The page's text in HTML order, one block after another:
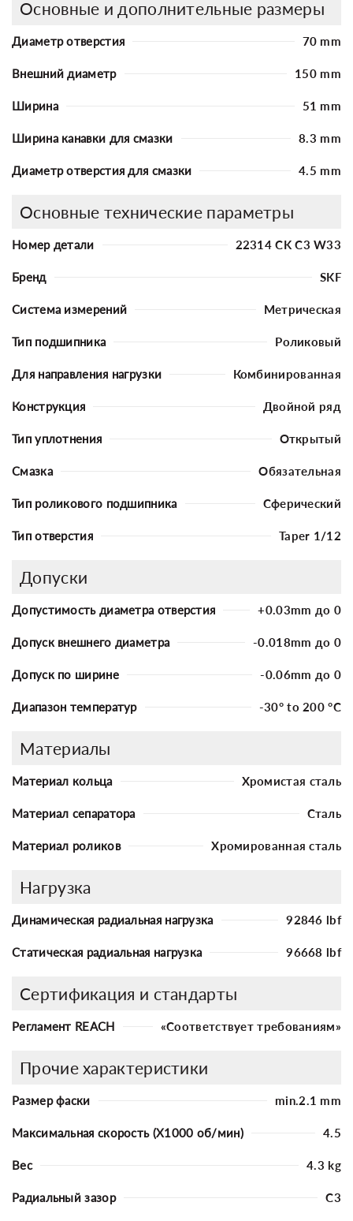
Основные и дополнительные размеры
Диаметр отверстия 70 mm
Внешний диаметр 150 mm
Ширина 51 mm
Ширина канавки для смазки 8.3 mm
Диаметр отверстия для смазки 4.5 mm
Основные технические параметры
Номер детали 22314 CK C3 W33
Бренд SKF
Система измерений Метрическая
Тип подшипника Роликовый
Для направления нагрузки Комбинированная
Конструкция Двойной ряд
Тип уплотнения Открытый
Смазка Обязательная
Тип роликового подшипника Сферический
Тип отверстия Taper 1/12
Допуски
Допустимость диаметра отверстия +0.03mm до 0
Допуск внешнего диаметра -0.018mm до 0
Допуск по ширине -0.06mm до 0
Диапазон температур -30° to 200 °C
Материалы
Материал кольца Хромистая сталь
Материал сепаратора Сталь
Материал роликов Хромированная сталь
Нагрузка
Динамическая радиальная нагрузка 92846 lbf
Статическая радиальная нагрузка 96668 lbf
Сертификация и стандарты
Регламент REACH «Соответствует требованиям»
Прочие характеристики
Размер фаски min.2.1 mm
Максимальная скорость (X1000 об/мин) 4.5
Вес 4.3 kg
Радиальный зазор C3